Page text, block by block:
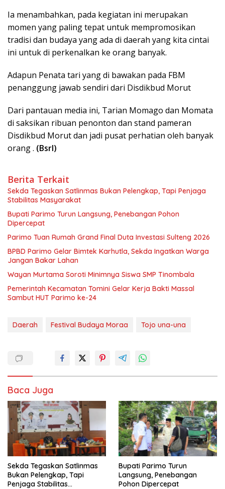
Ia menambahkan, pada kegiatan ini merupakan
momen yang paling tepat untuk mempromosikan
tradisi dan budaya yang ada di daerah yang kita cintai
ini untuk di perkenalkan ke orang banyak.
Adapun Penata tari yang di bawakan pada FBM
penanggung jawab sendiri dari Disdikbud Morut
Dari pantauan media ini, Tarian Momago dan Momata
di saksikan ribuan penonton dan stand pameran
Disdikbud Morut dan jadi pusat perhatian oleh banyak
orang . (Bsrl)
Berita Terkait
Sekda Tegaskan Satlinmas Bukan Pelengkap, Tapi Penjaga
Stabilitas Masyarakat
Bupati Parimo Turun Langsung, Penebangan Pohon
Dipercepat
Parimo Tuan Rumah Grand Final Duta Investasi Sulteng 2026
BPBD Parimo Gelar Bimtek Karhutla, Sekda Ingatkan Warga
Jangan Bakar Lahan
Wayan Murtama Soroti Minimnya Siswa SMP Tinombala
Pemerintah Kecamatan Tomini Gelar Kerja Bakti Massal
Sambut HUT Parimo ke-24
Daerah Festival Budaya Moraa Tojo una-una
Baca Juga
Sekda Tegaskan Satlinmas
Bukan Pelengkap, Tapi
Penjaga Stabilitas
Bupati Parimo Turun
Langsung, Penebangan
Pohon Dipercepat